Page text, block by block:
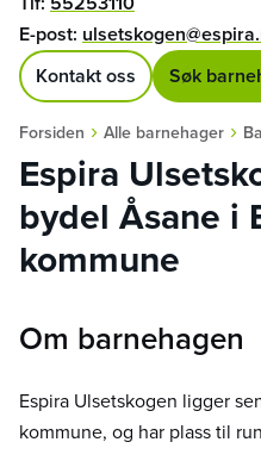
E-post:
Kontakt oss
Søk
Forsiden › Alle barnehager ›
Espira
bydel Åsane i
kommune
Om barnehagen
Espira Ulsetskogen ligger
kommune, og har plass til